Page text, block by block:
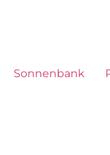
Sonnenbank